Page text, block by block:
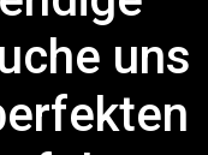
uns